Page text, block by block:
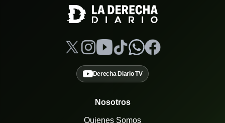
Derecha Diario TV
Nosotros
Quienes Somos